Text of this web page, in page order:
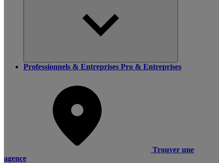
Professionnels & Entreprises Pro & Entreprises
Trouver une
agence